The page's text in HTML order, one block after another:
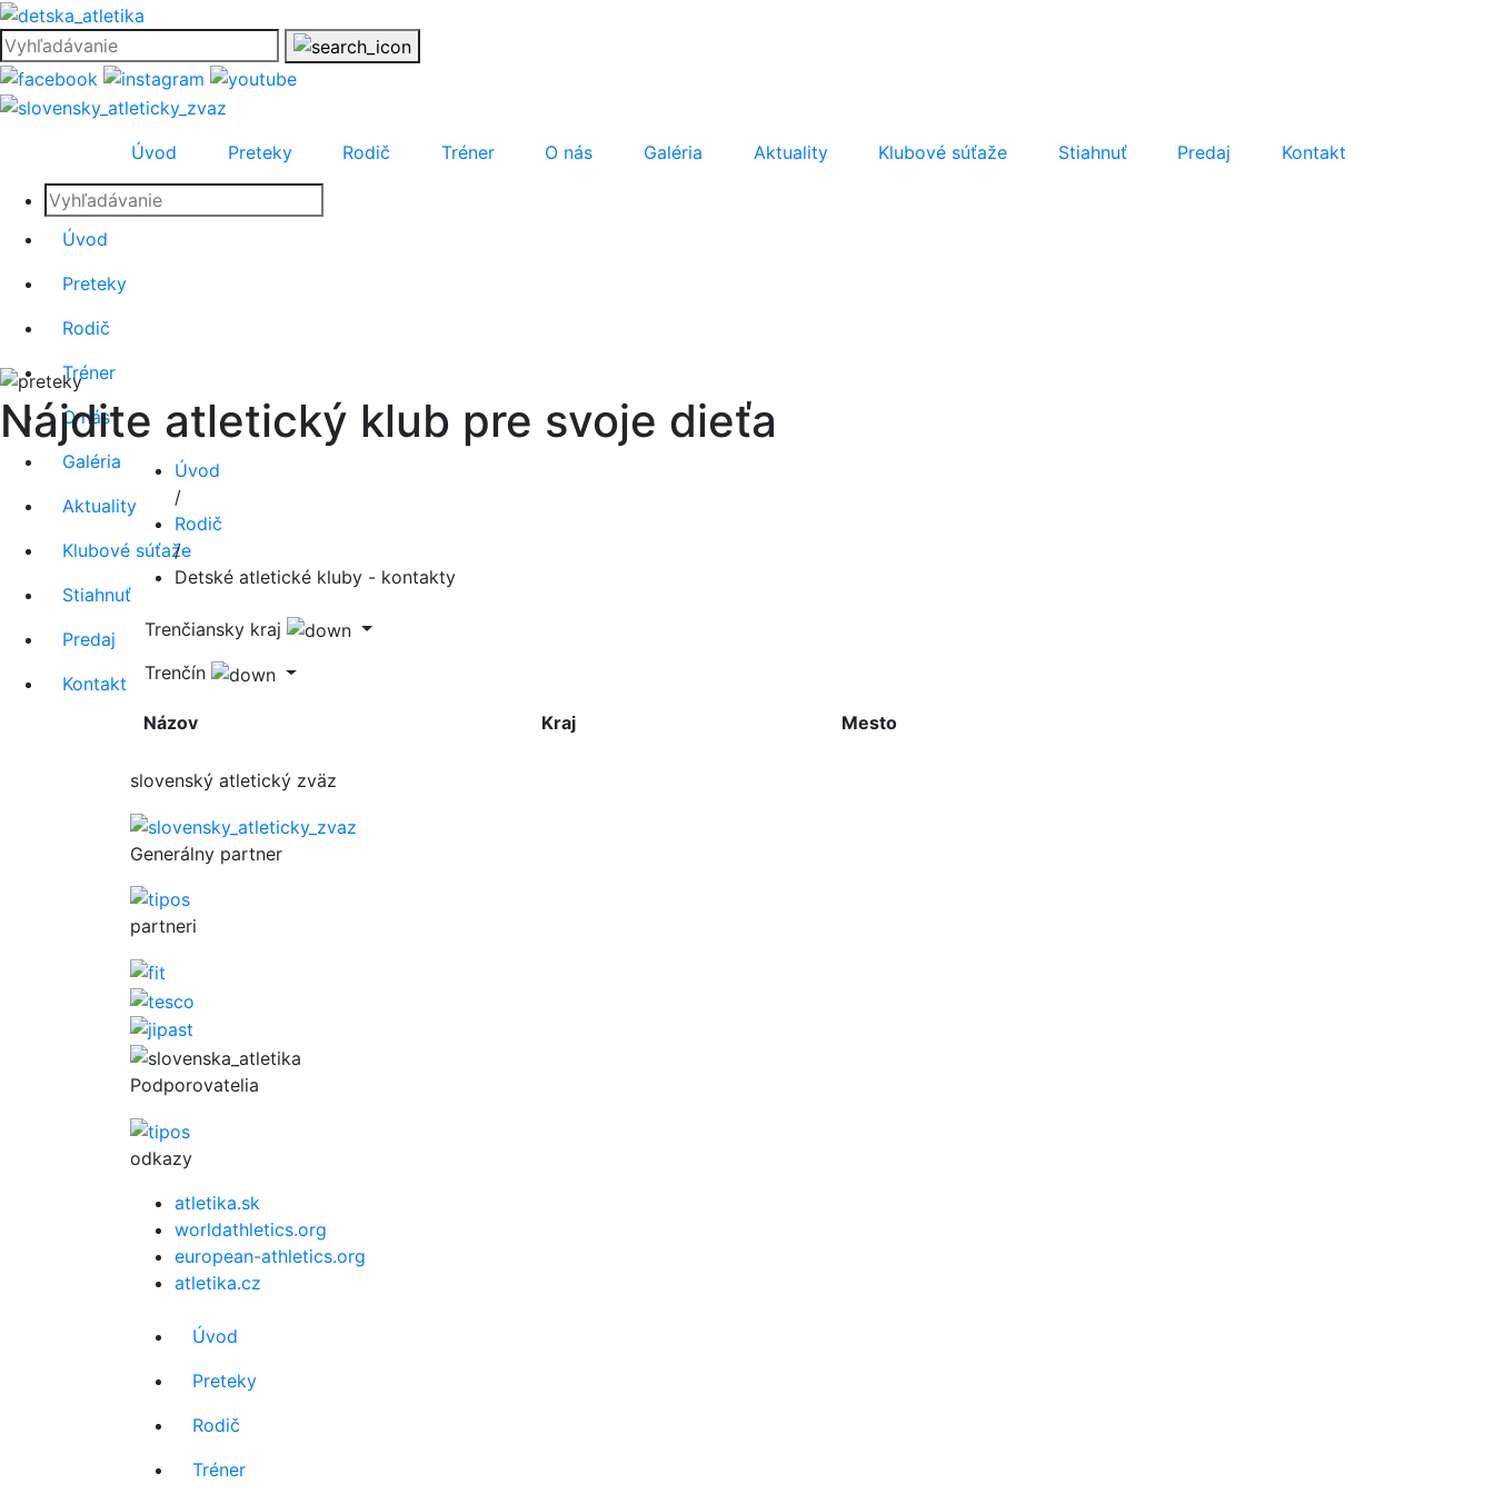
Úvod Preteky Rodič Tréner O nás Galéria Aktuality Klubové súťaže Stiahnuť Predaj Kontakt
Úvod
Preteky
Rodič
Tréner
O nás
Galéria
Aktuality
Klubové súťaže
Stiahnuť
Predaj
Kontakt
Nájdite atletický klub pre svoje dieťa
Úvod
/
Rodič
/
Detské atletické kluby - kontakty
Trenčiansky kraj
Trenčín
Názov Kraj Mesto
slovenský atletický zväz
Generálny partner
partneri
Podporovatelia
odkazy
atletika.sk
worldathletics.org
european-athletics.org
atletika.cz
Úvod
Preteky
Rodič
Tréner